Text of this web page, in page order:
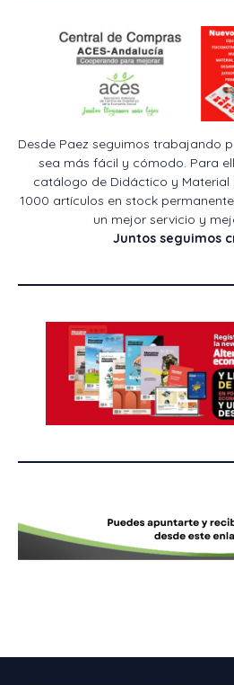
Desde Paez seguimos trabajando
sea más fácil y cómodo. Para
catálogo de Didáctico y Material
1000 artículos en stock
un mejor servicio y
Juntos seguimos